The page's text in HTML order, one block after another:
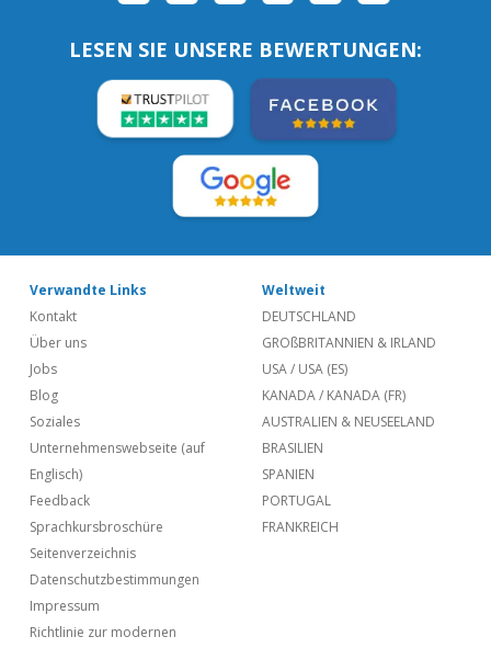
LESEN SIE UNSERE BEWERTUNGEN:
Verwandte Links
Kontakt
Über uns
Jobs
Blog
Soziales
Unternehmenswebseite (auf
Englisch)
Feedback
Sprachkursbroschüre
Seitenverzeichnis
Datenschutzbestimmungen
Impressum
Richtlinie zur modernen
Weltweit
DEUTSCHLAND
GROßBRITANNIEN & IRLAND
USA/ USA (ES)
KANADA/ KANADA (FR)
AUSTRALIEN & NEUSEELAND
BRASILIEN
SPANIEN
PORTUGAL
FRANKREICH